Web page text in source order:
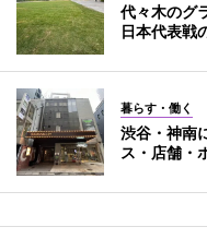
代々木のグ
日本代表戦
暮らす・働く
渋谷・神南
ス・店舗・